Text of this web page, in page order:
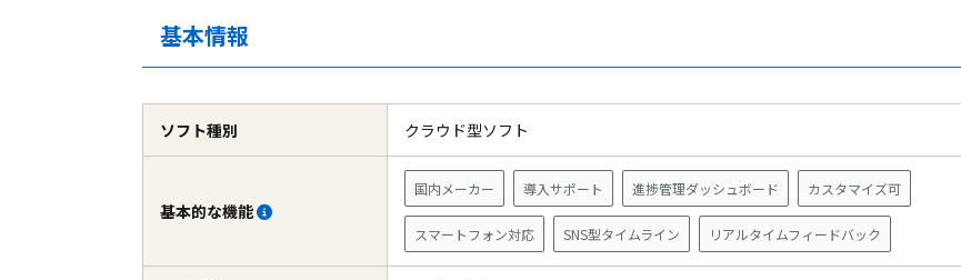
基本情報
ソフト種別 クラウド型ソフト
基本的な機能
国内メーカー 導入サポート 進捗管理ダッシュボード カスタマイズ可
スマートフォン対応 SNS型タイムライン リアルタイムフィードバック